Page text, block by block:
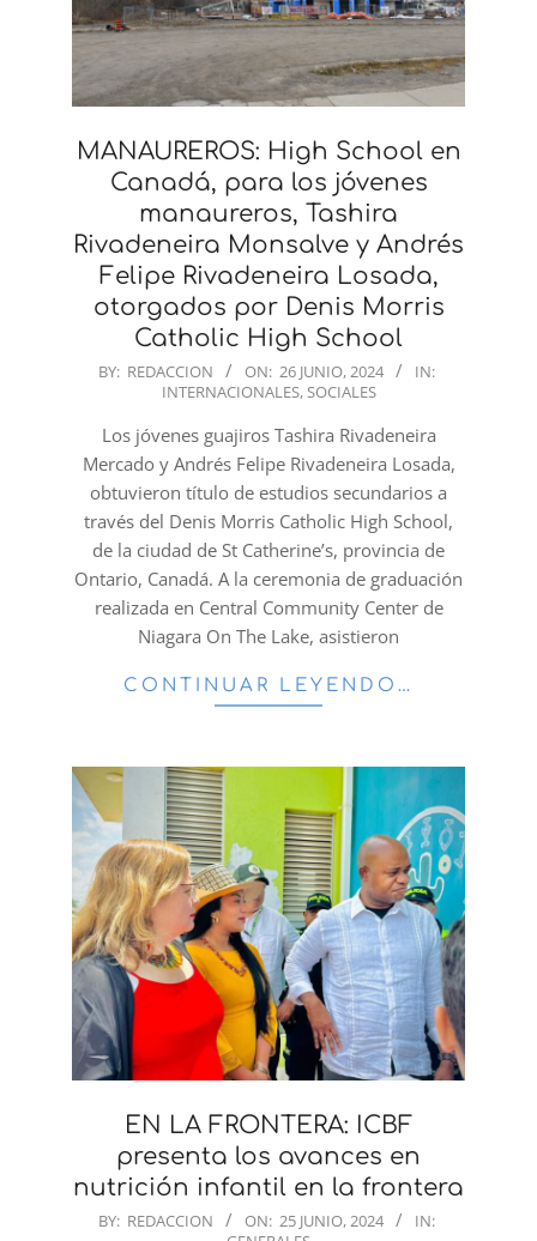
MANAUREROS: High School en
Canadá, para los jóvenes
manaureros, Tashira
Rivadeneira Monsalve y Andrés
Felipe Rivadeneira Losada,
otorgados por Denis Morris
Catholic High School
2024-
BY: REDACCION ON: 26 JUNIO, 2024
IN:
INTERNACIONALES,SOCIALES
Los jóvenes guajiros Tashira Rivadeneira
Mercado y Andrés Felipe Rivadeneira Losada,
obtuvieron título de estudios secundarios a
través del Denis Morris Catholic High School,
de la ciudad de St Catherine’s, provincia de
Ontario, Canadá. A la ceremonia de graduación
realizada en Central Community Center de
Niagara On The Lake, asistieron
CONTINUAR LEYENDO…
EN LA FRONTERA: ICBF
presenta los avances en
nutrición infantil en la frontera
2024-
BY: REDACCION ON: 25 JUNIO, 2024
IN: